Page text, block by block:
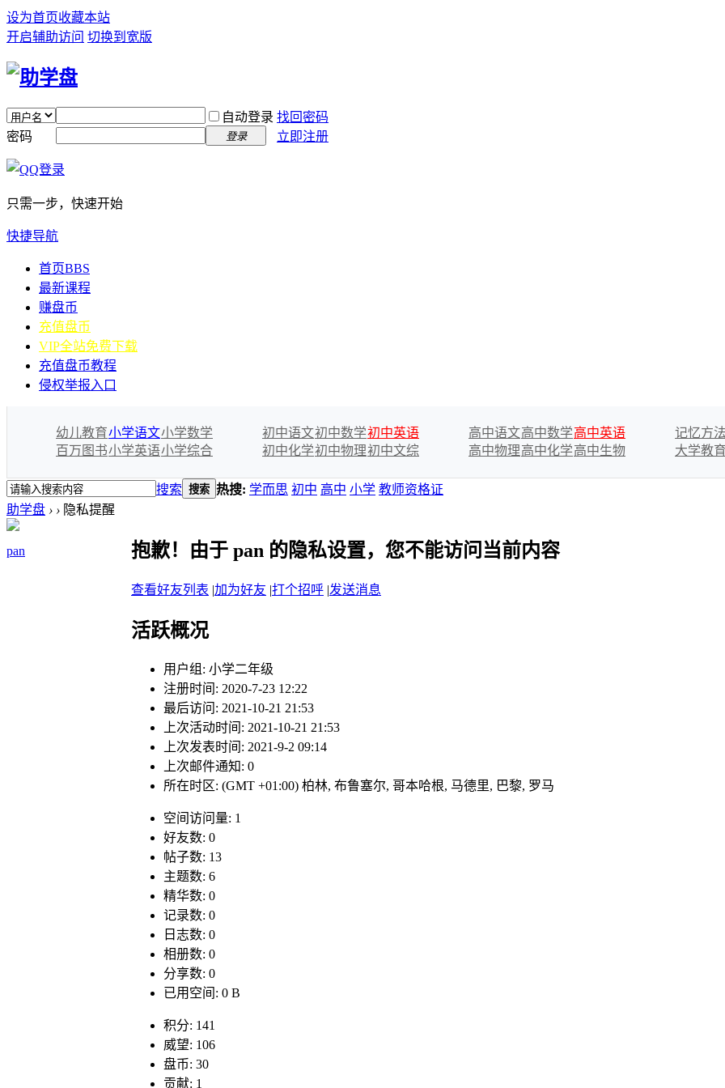
设为首页收藏本站
开启辅助访问 切换到宽版
自动登录 找回密码
密码
登录 立即注册
只需一步，快速开始
快捷导航
首页BBS
最新课程
赚盘币
充值盘币
VIP全站免费下载
充值盘币教程
侵权举报入口
幼儿教育小学语文小学数学
百万图书小学英语小学综合
初中语文初中数学初中英语
初中化学初中物理初中文综
高中语文高中数学高中英语
高中物理高中化学高中生物
记忆方法
大学教育
搜索 搜索 热搜: 学而思 初中 高中 小学 教师资格证
助学盘 › › 隐私提醒
pan 抱歉！由于 pan 的隐私设置，您不能访问当前内容
查看好友列表 |加为好友 |打个招呼 |发送消息
活跃概况
用户组: 小学二年级
注册时间: 2020-7-23 12:22
最后访问: 2021-10-21 21:53
上次活动时间: 2021-10-21 21:53
上次发表时间: 2021-9-2 09:14
上次邮件通知: 0
所在时区: (GMT +01:00) 柏林, 布鲁塞尔, 哥本哈根, 马德里, 巴黎, 罗马
空间访问量: 1
好友数: 0
帖子数: 13
主题数: 6
精华数: 0
记录数: 0
日志数: 0
相册数: 0
分享数: 0
已用空间: 0 B
积分: 141
威望: 106
盘币: 30
贡献: 1